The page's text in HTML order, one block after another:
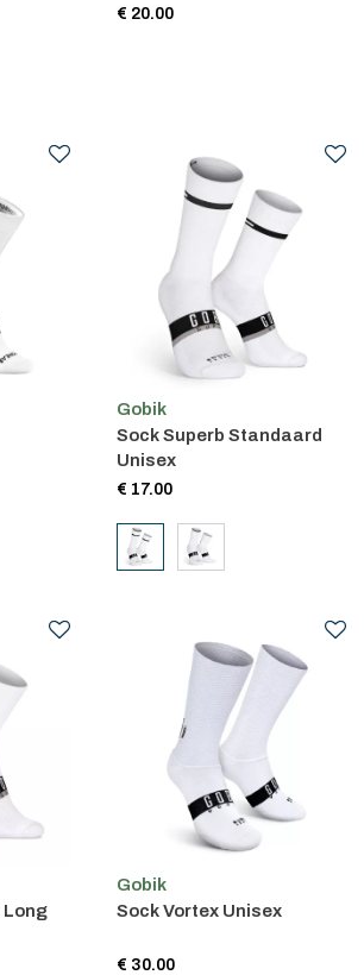
€ 20.00
Gobik
Sock Superb Standaard
Unisex
€ 17.00
Long
Gobik
Sock Vortex Unisex
€ 30.00